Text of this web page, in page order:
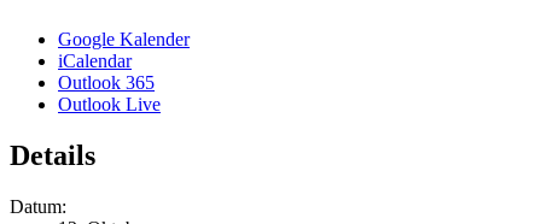
Google Kalender
iCalendar
Outlook 365
Outlook Live
Details
Datum: